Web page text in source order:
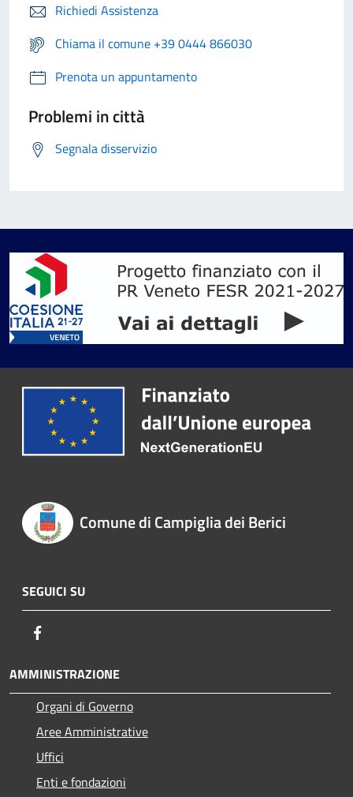
Richiedi Assistenza
Chiama il comune +39 0444 866030
Prenota un appuntamento
Problemi in città
Segnala disservizio
Comune di Campiglia dei Berici
SEGUICI SU
AMMINISTRAZIONE
Organi di Governo
Aree Amministrative
Uffici
Enti e fondazioni